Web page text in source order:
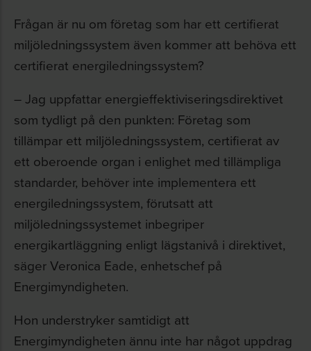
Frågan är nu om företag som har ett certifierat
miljöledningssystem även kommer att behöva ett
certifierat energiledningssystem?
– Jag uppfattar energieffektiviseringsdirektivet
som tydligt på den punkten: Företag som
tillämpar ett miljöledningssystem, certifierat av
ett oberoende organ i enlighet med tillämpliga
standarder, behöver inte implementera ett
energiledningssystem, förutsatt att
miljöledningssystemet inbegriper
energikartläggning enligt lägstanivå i direktivet,
säger Veronica Eade, enhetschef på
Energimyndigheten.
Hon understryker samtidigt att
Energimyndigheten ännu inte har något uppdrag